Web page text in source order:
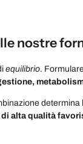
nostre
equilibrio.
alta qualità